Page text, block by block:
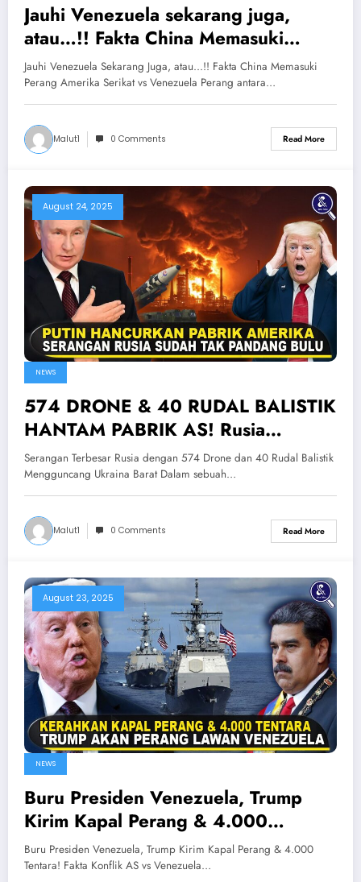
Jauhi Venezuela sekarang juga,
atau…!! Fakta China Memasuki
Perang Amerika Serikat vs
Venezuela
Jauhi Venezuela Sekarang Juga, atau...!! Fakta China Memasuki
Perang Amerika Serikat vs Venezuela Perang antara…
Malut1 0 Comments Read More
August 24, 2025
NEWS
574 DRONE & 40 RUDAL BALISTIK
HANTAM PABRIK AS! Rusia
Lancarkan Serangan Terbesar Ke
Ukraina Barat
Serangan Terbesar Rusia dengan 574 Drone dan 40 Rudal Balistik
Mengguncang Ukraina Barat Dalam sebuah…
Malut1 0 Comments Read More
August 23, 2025
NEWS
Buru Presiden Venezuela, Trump
Kirim Kapal Perang & 4.000
Tentara! Fakta Konflik AS vs
Venezuela
Buru Presiden Venezuela, Trump Kirim Kapal Perang & 4.000
Tentara! Fakta Konflik AS vs Venezuela…